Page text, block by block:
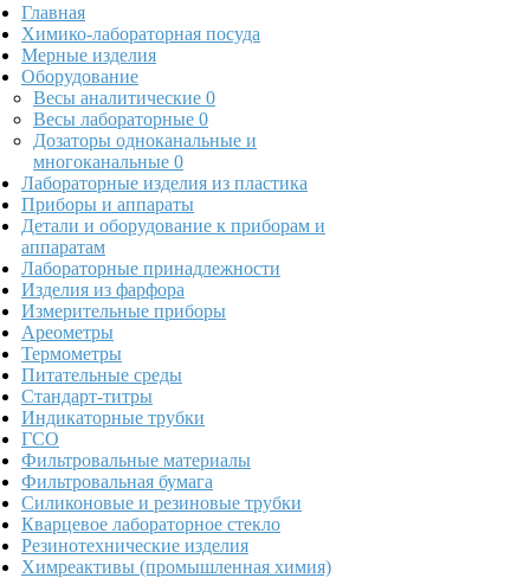
Главная
Химико-лабораторная посуда
Мерные изделия
Оборудование
Весы аналитические 0
Весы лабораторные 0
Дозаторы одноканальные и
многоканальные 0
Лабораторные изделия из пластика
Приборы и аппараты
Детали и оборудование к приборам и
аппаратам
Лабораторные принадлежности
Изделия из фарфора
Измерительные приборы
Ареометры
Термометры
Питательные среды
Стандарт-титры
Индикаторные трубки
ГСО
Фильтровальные материалы
Фильтровальная бумага
Силиконовые и резиновые трубки
Кварцевое лабораторное стекло
Резинотехнические изделия
Химреактивы (промышленная химия)